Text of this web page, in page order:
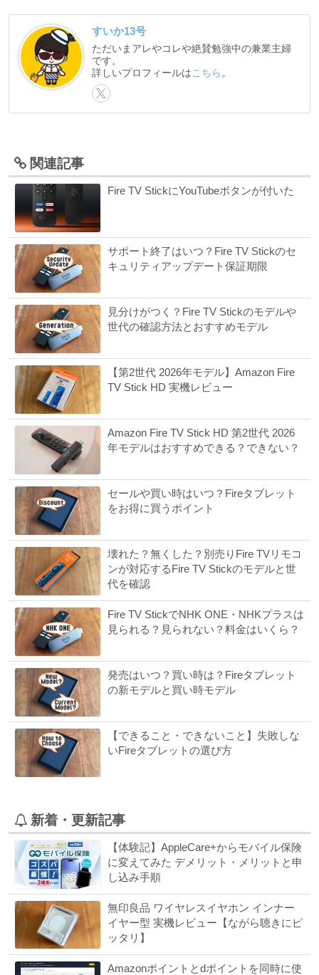
すいか13号
ただいまアレやコレや絶賛勉強中の兼業主婦
です。
詳しいプロフィールは こちら 。
関連記事
Fire TV StickにYouTubeボタンが付いた
サポート終了はいつ？Fire TV Stickのセ
キュリティアップデート保証期限
見分けがつく？Fire TV Stickのモデルや
世代の確認方法とおすすめモデル
【第2世代 2026年モデル】Amazon Fire
TV Stick HD 実機レビュー
Amazon Fire TV Stick HD 第2世代 2026
年モデルはおすすめできる？できない？
セールや買い時はいつ？Fireタブレット
をお得に買うポイント
壊れた？無くした？別売りFire TVリモコ
ンが対応するFire TV Stickのモデルと世
代を確認
Fire TV StickでNHK ONE・NHKプラスは
見られる？見られない？料金はいくら？
発売はいつ？買い時は？Fireタブレット
の新モデルと買い時モデル
【できること・できないこと】失敗しな
いFireタブレットの選び方
新着・更新記事
【体験記】AppleCare+からモバイル保険
に変えてみた デメリット・メリットと申
し込み手順
無印良品 ワイヤレスイヤホン インナー
イヤー型 実機レビュー【ながら聴きにピ
ッタリ】
Amazonポイントとdポイントを同時に使